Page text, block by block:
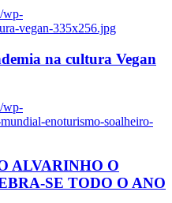
wp-
vegan-335x256.jpg
na cultura Vegan
wp-
enoturismo-soalheiro-
ALVARINHO O
SE TODO O ANO